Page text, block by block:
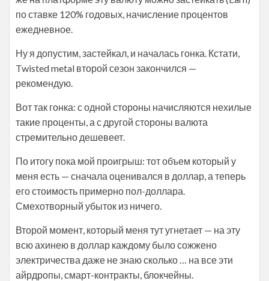
по ставке 120% годовых, начисление процентов
ежедневное.
Ну я допустим, застейкал, и началась гонка. Кстати,
Twisted metal второй сезон закончился —
рекомендую.
Вот так гонка: с одной стороны начисляются нехилые
такие проценты, а с другой стороны валюта
стремительно дешевеет.
По итогу пока мой проигрыш: тот объем который у
меня есть — сначала оценивался в доллар, а теперь
его стоимость примерно пол-доллара.
Смехотворный убыток из ничего.
Второй момент, который меня тут угнетает — на эту
всю ахинею в доллар каждому было сожжено
электричества даже не знаю сколько … на все эти
айрдропы, смарт-контракты, блокчейны.